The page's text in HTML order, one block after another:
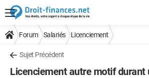
Forum Salariés Licenciement
Sujet Précédent
Licenciement autre motif durant